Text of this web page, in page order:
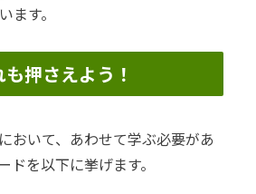
ます。
押さえよう！
おいて、あわせて学ぶ必要があ
ドを以下に挙げます。